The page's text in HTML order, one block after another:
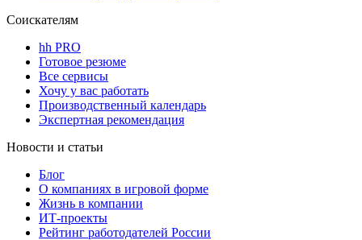
Соискателям
hh PRO
Готовое резюме
Все сервисы
Хочу у вас работать
Производственный календарь
Экспертная рекомендация
Новости и статьи
Блог
О компаниях в игровой форме
Жизнь в компании
ИТ-проекты
Рейтинг работодателей России